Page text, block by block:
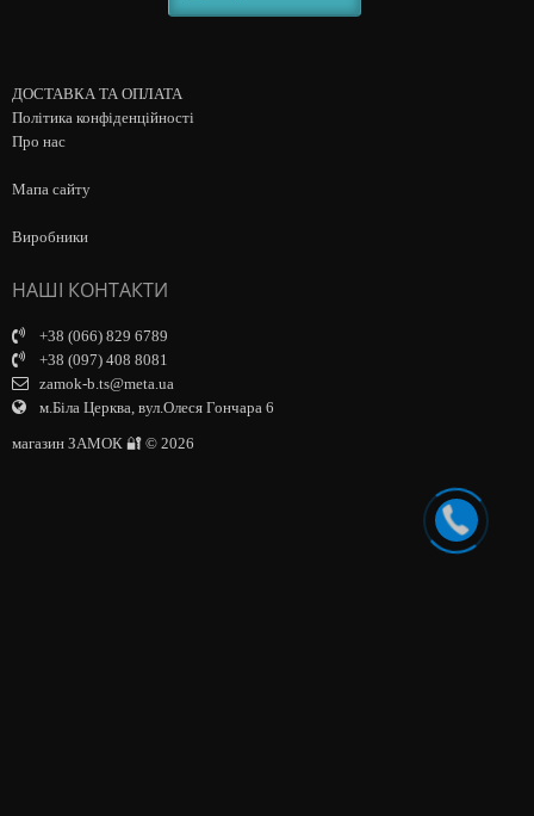
ДОСТАВКА ТА ОПЛАТА
Політика конфіденційності
Про нас
Мапа сайту
Виробники
НАШІ КОНТАКТИ
+38 (066) 829 6789
+38 (097) 408 8081
zamok-b.ts@meta.ua
м.Біла Церква, вул.Олеся Гончара 6
магазин ЗАМОК 🔐 © 2026